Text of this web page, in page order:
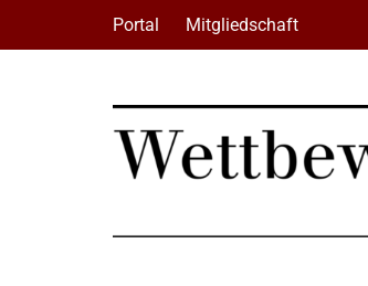
Portal Mitgliedschaft